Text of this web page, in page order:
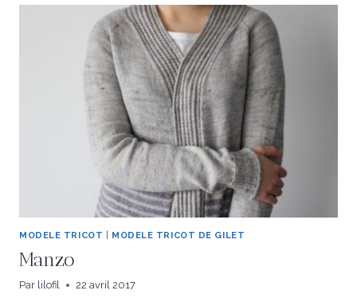
LOT
ET
LA
LAINE
MODELE TRICOT | MODELE TRICOT DE GILET
Manzo
Par lilofil 22 avril 2017